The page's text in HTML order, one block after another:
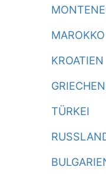
MAROKKO
KROATIEN
TÜRKEI